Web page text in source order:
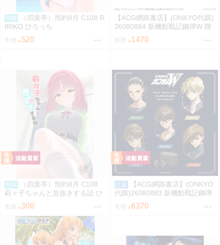
預購
（四葉亭）預約8月 C108 R
IRIKO ひろっち
售價 520
【ACG網路書店】(ONKYO代購)
26080884 新機動戰記鋼彈W 聯
名耳機 專屬充電器
售價 1470
預購
（四葉亭）預約8月 C108
莉々子ちゃんと息抜きする話 ひ
ろっち
售價 300
訂金
【ACG網路書店】(ONKYO
代購)26080883 新機動戰記鋼彈
W 聯名耳機 CP-TWS01F
售價 6370